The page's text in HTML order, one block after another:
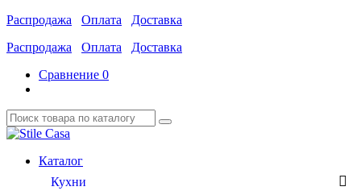
Распродажа Оплата
Доставка
Распродажа
Оплата
Доставка
Сравнение 0
Каталог
Кухни